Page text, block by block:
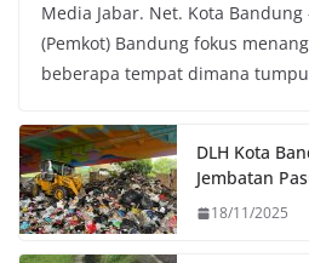
c
e
b
o
k
i
t
t
r
a
t
s
p
p
p
y
L
n
k
Media Jabar. Net. Kota
(Pemkot) Bandung fokus
beberapa tempat dimana
DLH Kota
Jembatan
18/11/2025